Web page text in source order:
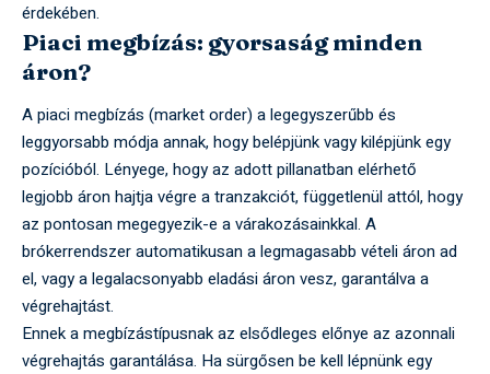
érdekében.
Piaci megbízás: gyorsaság minden
áron?
A piaci megbízás (market order) a legegyszerűbb és
leggyorsabb módja annak, hogy belépjünk vagy kilépjünk egy
pozícióból. Lényege, hogy az adott pillanatban elérhető
legjobb áron hajtja végre a tranzakciót, függetlenül attól, hogy
az pontosan megegyezik-e a várakozásainkkal. A
brókerrendszer automatikusan a legmagasabb vételi áron ad
el, vagy a legalacsonyabb eladási áron vesz, garantálva a
végrehajtást.
Ennek a megbízástípusnak az elsődleges előnye az azonnali
végrehajtás garantálása. Ha sürgősen be kell lépnünk egy